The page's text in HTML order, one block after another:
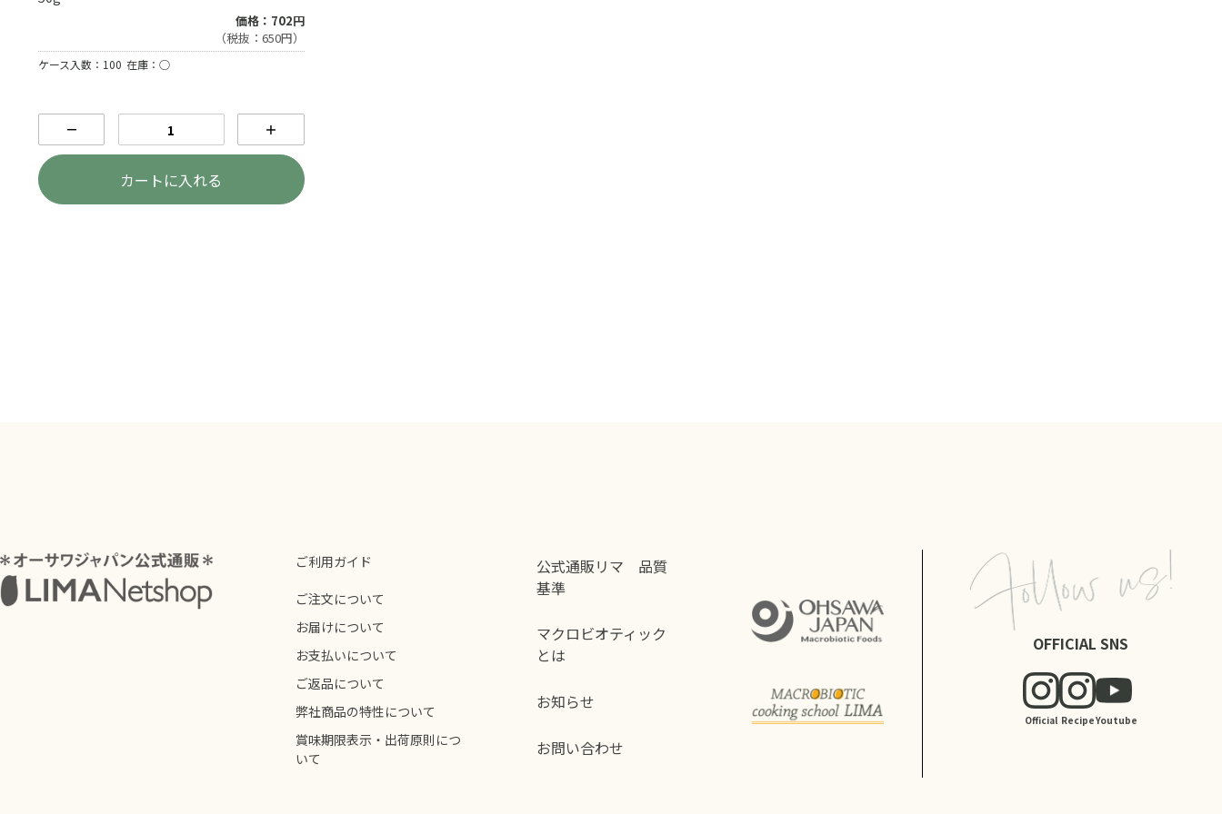
価格：702円
（税抜：650円）
ケース入数：100 在庫：○
－ ＋
カートに入れる
ご利用ガイド
ご注文について
お届けについて
お支払いについて
ご返品について
弊社商品の特性について
賞味期限表示・出荷原則につ
いて
公式通販リマ 品質
基準
マクロビオティック
とは
お知らせ
お問い合わせ
OFFICIAL SNS
Official RecipeYoutube